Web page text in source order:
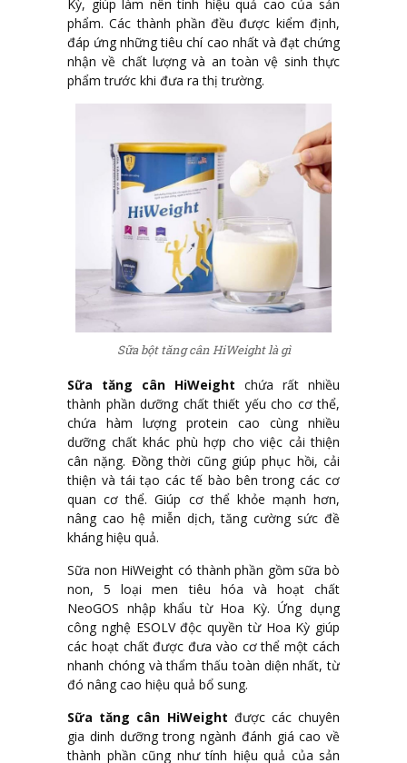
Kỳ, giúp làm nên tính hiệu quả cao của sản
phẩm. Các thành phần đều được kiểm định,
đáp ứng những tiêu chí cao nhất và đạt chứng
nhận về chất lượng và an toàn vệ sinh thực
phẩm trước khi đưa ra thị trường.
Sữa bột tăng cân HiWeight là gì
Sữa tăng cân HiWeight chứa rất nhiều
thành phần dưỡng chất thiết yếu cho cơ thể,
chứa hàm lượng protein cao cùng nhiều
dưỡng chất khác phù hợp cho việc cải thiện
cân nặng. Đồng thời cũng giúp phục hồi, cải
thiện và tái tạo các tế bào bên trong các cơ
quan cơ thể. Giúp cơ thể khỏe mạnh hơn,
nâng cao hệ miễn dịch, tăng cường sức đề
kháng hiệu quả.
Sữa non HiWeight có thành phần gồm sữa bò
non, 5 loại men tiêu hóa và hoạt chất
NeoGOS nhập khẩu từ Hoa Kỳ. Ứng dụng
công nghệ ESOLV độc quyền từ Hoa Kỳ giúp
các hoạt chất được đưa vào cơ thể một cách
nhanh chóng và thẩm thấu toàn diện nhất, từ
đó nâng cao hiệu quả bổ sung.
Sữa tăng cân HiWeight được các chuyên
gia dinh dưỡng trong ngành đánh giá cao về
thành phần cũng như tính hiệu quả của sản